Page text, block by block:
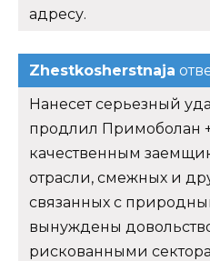
адресу.
Zhestkosherstnaja
Нанесет серьезный
продлил Примоболан
качественным
отрасли, смежных и
связанных с
вынуждены
рискованными